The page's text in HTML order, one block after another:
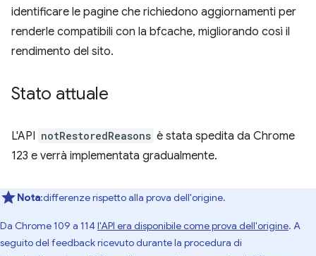
identificare le pagine che richiedono aggiornamenti per
renderle compatibili con la bfcache, migliorando così il
rendimento del sito.
Stato attuale
L'API notRestoredReasons è stata spedita da Chrome
123 e verrà implementata gradualmente.
Nota:differenze rispetto alla prova dell'origine.
Da Chrome 109 a 114l'API era disponibile come prova dell'origine. A
seguito del feedback ricevuto durante la procedura di